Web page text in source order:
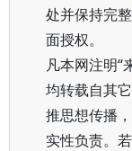
处并保持完
面授权。
凡本网注明“
均转载自其
推思想传播
实性负责。